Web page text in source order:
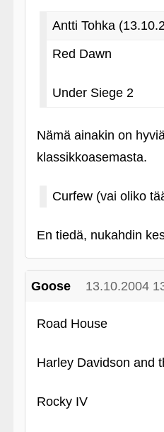
Antti Tohka
Red Dawn
Under Siege 2
Nämä ainakin on
klassikkoasemasta.
Curfew (vai oliko
En tiedä, nukahdin
Goose 13.10.2004
Road House
Harley Davidson and
Rocky IV